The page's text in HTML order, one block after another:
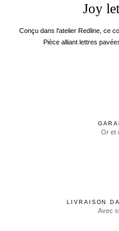
Joy
Conçu dans l'atelier Redline, ce
Pièce alliant lettres
Or et
LIVRAISON
Avec